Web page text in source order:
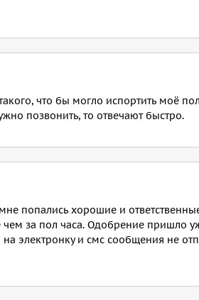
что бы могло испортить моё
позвонить, то отвечают быстро.
попались хорошие и
за пол часа. Одобрение пришло
электронку и смс сообщения не